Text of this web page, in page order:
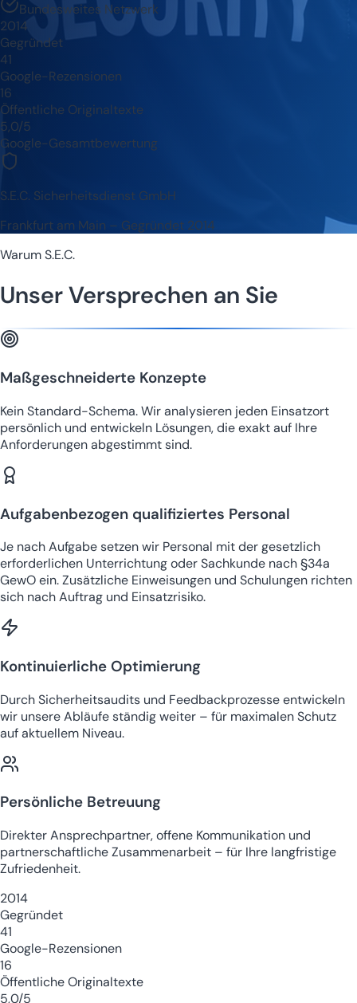
Bundesweites Netzwerk
2014
Gegründet
41
Google-Rezensionen
16
Öffentliche Originaltexte
5,0/5
Google-Gesamtbewertung
S.E.C. Sicherheitsdienst GmbH
Frankfurt am Main – Gegründet 2014
Warum S.E.C.
Unser Versprechen an Sie
Maßgeschneiderte Konzepte
Kein Standard-Schema. Wir analysieren jeden Einsatzort
persönlich und entwickeln Lösungen, die exakt auf Ihre
Anforderungen abgestimmt sind.
Aufgabenbezogen qualifiziertes Personal
Je nach Aufgabe setzen wir Personal mit der gesetzlich
erforderlichen Unterrichtung oder Sachkunde nach §34a
GewO ein. Zusätzliche Einweisungen und Schulungen richten
sich nach Auftrag und Einsatzrisiko.
Kontinuierliche Optimierung
Durch Sicherheitsaudits und Feedbackprozesse entwickeln
wir unsere Abläufe ständig weiter – für maximalen Schutz
auf aktuellem Niveau.
Persönliche Betreuung
Direkter Ansprechpartner, offene Kommunikation und
partnerschaftliche Zusammenarbeit – für Ihre langfristige
Zufriedenheit.
2014
Gegründet
41
Google-Rezensionen
16
Öffentliche Originaltexte
5,0/5